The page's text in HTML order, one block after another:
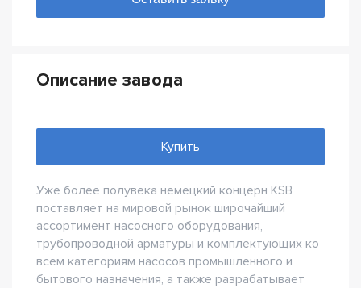
Описание завода
Купить
Уже более полувека немецкий концерн KSB
поставляет на мировой рынок широчайший
ассортимент насосного оборудования,
трубопроводной арматуры и комплектующих ко
всем категориям насосов промышленного и
бытового назначения, а также разрабатывает